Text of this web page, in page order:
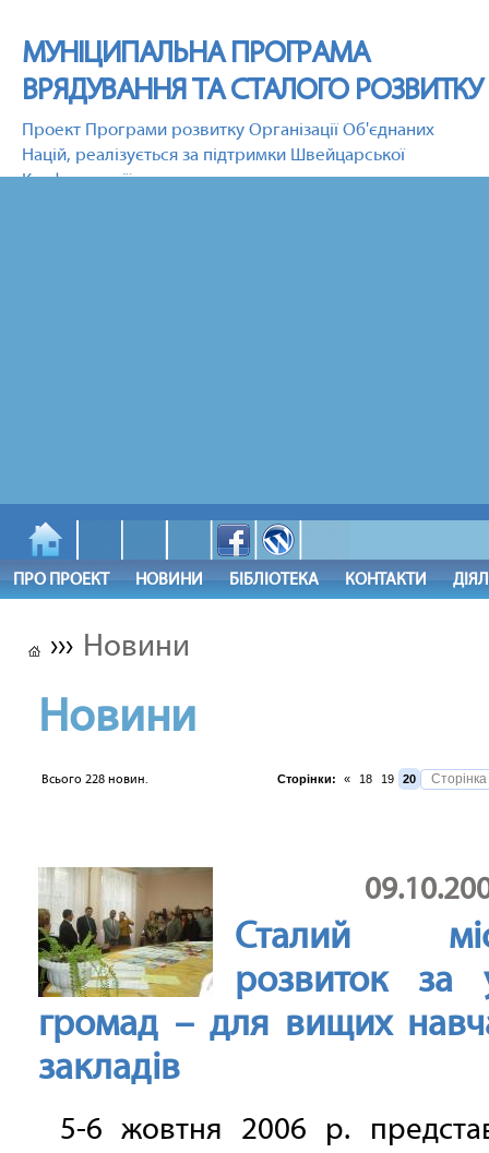
МУНІЦИПАЛЬНА ПРОГРАМА
ВРЯДУВАННЯ ТА СТАЛОГО РОЗВИТКУ
Проект Програми розвитку Організації Об'єднаних
Націй, реалізується за підтримки Швейцарської
Конфедерації
ПРО ПРОЕКТ НОВИНИ БІБЛІОТЕКА КОНТАКТИ
››› Новини
Новини
Всього 228 новин. Сторінки: « 18 19 20
Сталий
розвиток за
громад – для вищих
закладів
5-6 жовтня 2006 р.